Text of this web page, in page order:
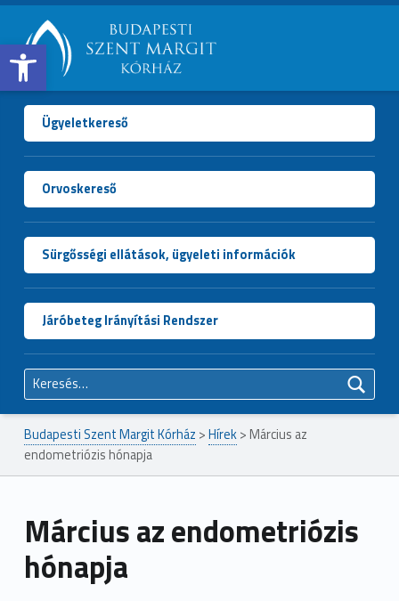
Open toolbar
BUDAPESTI
SZENT
MARGIT
KÓRHÁZ
Ügyeletkereső
Orvoskereső
Sürgősségi ellátások, ügyeleti információk
Járóbeteg Irányítási Rendszer
Keresés:
Budapesti Szent Margit Kórház >Hírek> Március az
endometriózis hónapja
Március az endometriózis
hónapja